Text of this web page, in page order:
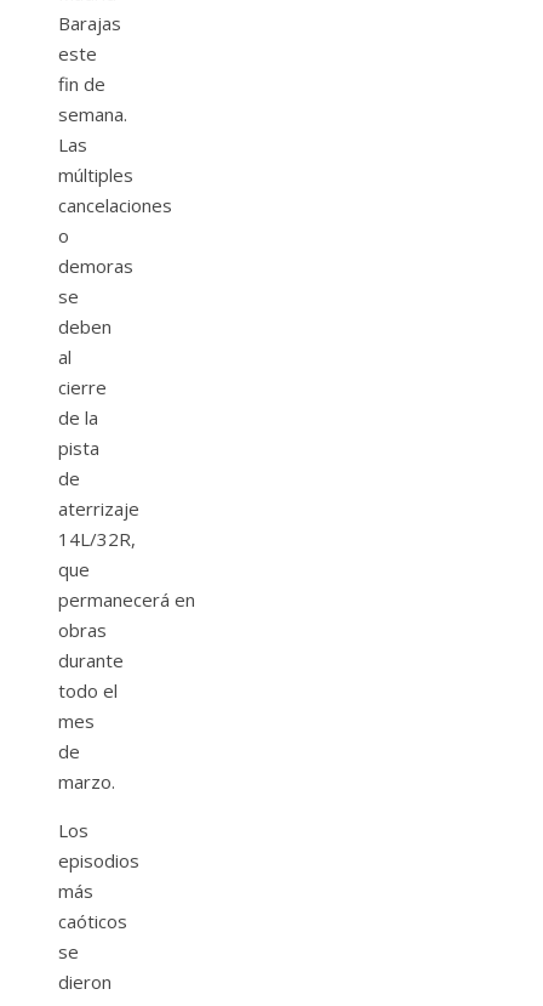
Barajas
este
fin de
semana.
Las
múltiples
cancelaciones
o
demoras
se
deben
al
cierre
de la
pista
de
aterrizaje
14L/32R,
que
permanecerá en
obras
durante
todo el
mes
de
marzo.
Los
episodios
más
caóticos
se
dieron